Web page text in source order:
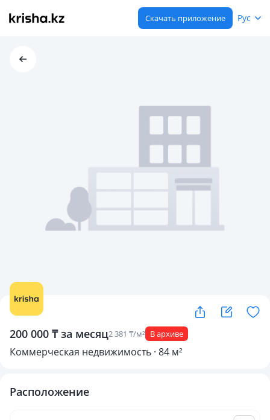
Скачать приложение Рус
200 000 ₸ за месяц2 381 ₸/м² В архиве
Коммерческая недвижимость · 84 м²
Расположение